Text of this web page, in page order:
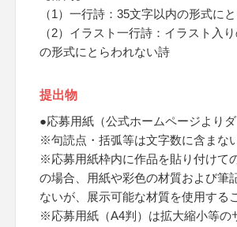
（1）一行詩：35文字以内の形式に
（2）イラスト一行詩：イラスト入
の形式にとらわれない詩
提出物
●応募用紙（公式ホームページよりダ
※句読点・括弧等は文字数に含まな
※応募用紙枠内に作品を貼り付けて
の場合、用紙や彩色の材質および筆
ないが、展示可能な材質を使用する
※応募用紙（A4判）は拡大縮小等の